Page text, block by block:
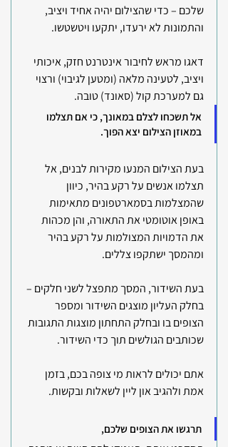
שלכם – כדי שהצילום יהיה אחיד ויציב,
והתמונות לא ירעדו, יתקעו ויטשטשו.
דאגו מראש לחיבור אינטרנט חזק, איכותי
ויציב, לטעינה מלאה (ומטען לגיבוי) ורצוי
גם למערכת קול (סאונד) טובה.
אל תשכחו לצלם במאונך, כי אם תצלמו
במאוזן הצילום יצא הפוך.
בעת הצילום המנעו מקירות לבנים, אל
תצלמו אנשים על רקע בהיר, כיוון
שהמצלמות בסמארטפונים מתאימות
באופן אוטומטי את התאורה, והן מכהות
את הדמויות המצולמות על רקע בהיר
ומהמסך ישתקפו צללים.
בעת השידור, המסך מתפצל לשני חלקים –
בחלק העליון מוצגים השידור ומספר
הצופים בו ובחלק התחתון מוצגות התגובות
שכותבים הגולשים תוך כדי השידור.
אתם יכולים לראות מי צופה בכם, בזמן
אמת ולהגיב און ליין לשאלות ובקשות.
תרגשו את הצופים שלכם,